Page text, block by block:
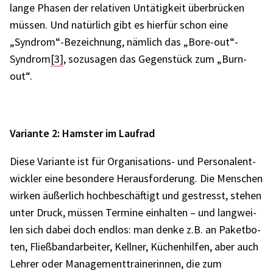
lange Phasen der rela­ti­ven Untä­tig­keit über­brü­cken
müssen. Und natür­lich gibt es hier­für schon eine
„Syndrom“-Bezeichnung, nämlich das „Bore-out“-
Syndrom[3], sozu­sa­gen das Gegen­stück zum „Burn-
out“.
Vari­ante 2: Hams­ter im Lauf­rad
Diese Vari­ante ist für Orga­ni­sa­ti­ons- und Perso­nal­ent­
wick­ler eine beson­dere Heraus­for­de­rung. Die Menschen
wirken äußer­lich hoch­be­schäf­tigt und gestresst, stehen
unter Druck, müssen Termine einhal­ten – und lang­wei­
len sich dabei doch endlos: man denke z.B. an Paket­bo­
ten, Fließ­band­ar­bei­ter, Kell­ner, Küchen­hil­fen, aber auch
Lehrer oder Manage­ment­trai­ne­rin­nen, die zum